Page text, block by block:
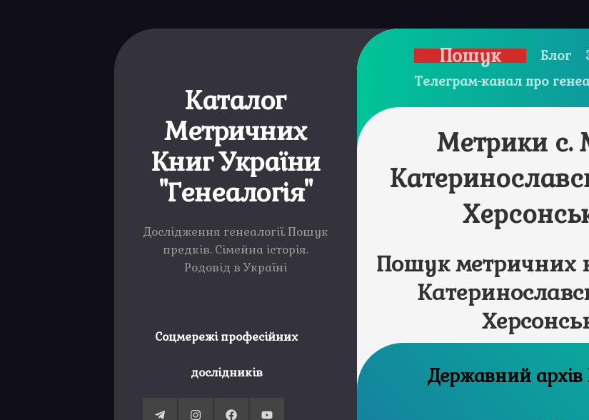
Каталог
Метричних
Книг України
"Генеалогія"
Дослідження генеалогії. Пошук
предків. Сімейна історія.
Родовід в Україні
Соцмережі професійних
дослідників
Пошук Блог
Телеграм-канал про
Метрики с.
Пошук метричних